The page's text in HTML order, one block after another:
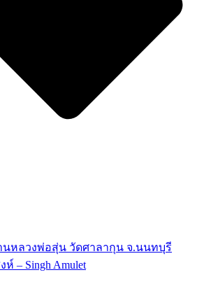
หลวงพ่อสุ่น วัดศาลากุน จ.นนทบุรี
ห์ – Singh Amulet